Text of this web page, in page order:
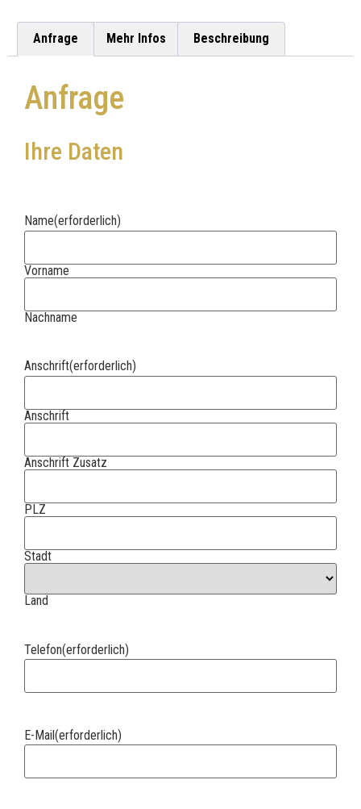
Anfrage Mehr Infos Beschreibung
Anfrage
Ihre Daten
Name(erforderlich)
Vorname
Nachname
Anschrift(erforderlich)
Anschrift
Anschrift Zusatz
PLZ
Stadt
Land
Telefon(erforderlich)
E-Mail(erforderlich)